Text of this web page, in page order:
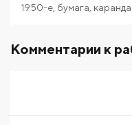
1950-е бумага
Комментарии к